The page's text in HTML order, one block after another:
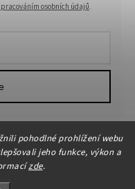
pohodlné prohlížení webu
jeho funkce, výkon a
zde.
osobních údajů.